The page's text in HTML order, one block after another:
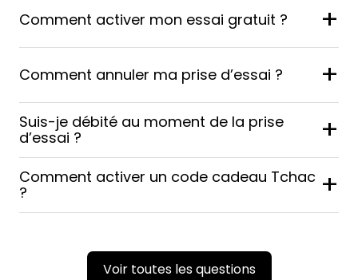
Comment activer mon essai gratuit ? +
Comment annuler ma prise d’essai ? +
Suis-je débité au moment de la prise
d’essai ?
+
Comment activer un code cadeau Tchac
?
+
Voir toutes les questions